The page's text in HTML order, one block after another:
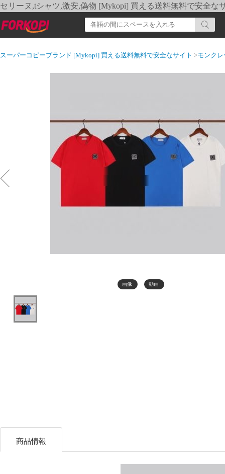
セリーヌ,tシャツ,激安,偽物 [Mykopi] 買える送料無料で安全な
スーパーコピーブランド [Mykopi] 買える送料無料で安全なサイト >モンク
画像 動画
商品情報